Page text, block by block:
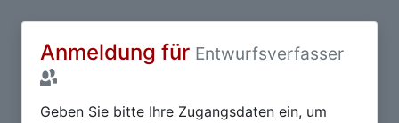
Anmeldung für Entwurfsverfasser
Geben Sie bitte Ihre Zugangsdaten ein, um